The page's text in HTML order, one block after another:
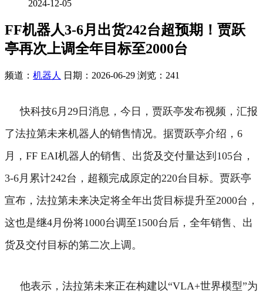
2024-12-05
FF机器人3-6月出货242台超预期！贾跃
亭再次上调全年目标至2000台
频道： 机器人 日期： 2026-06-29 浏览：241
快科技6月29日消息，今日，贾跃亭发布视频，汇报
了法拉第未来机器人的销售情况。 据贾跃亭介绍，6
月，FF EAI机器人的销售、出货及交付量达到105台，
3-6月累计242台，超额完成原定的220台目标。 贾跃亭
宣布，法拉第未来决定将全年出货目标提升至2000台，
这也是继4月份将1000台调至1500台后，全年销售、出
货及交付目标的第二次上调。
他表示，法拉第未来正在构建以“VLA+世界模型”为